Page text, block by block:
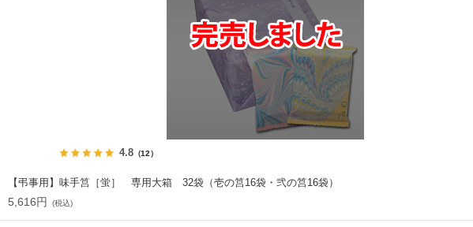
4.8（12）
【弔事用】味手筥［蛍］ 専用大箱 32袋（壱の筥16袋・弐の筥16袋）
5,616円 (税込)